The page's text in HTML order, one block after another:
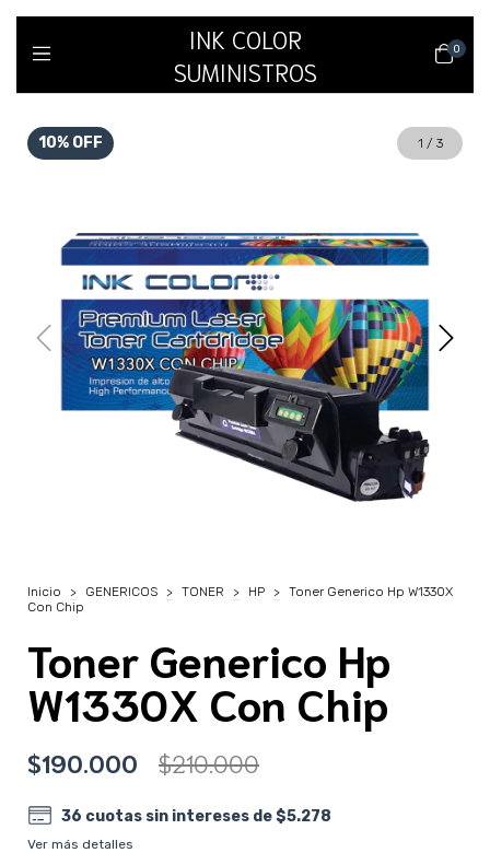
INK COLOR
SUMINISTROS
0
10% OFF 1 / 3
Inicio > GENERICOS > TONER > HP > Toner Generico Hp W1330X
Con Chip
Toner Generico Hp
W1330X Con Chip
$190.000 $210.000
36 cuotas sin intereses de$5.278
Ver más detalles